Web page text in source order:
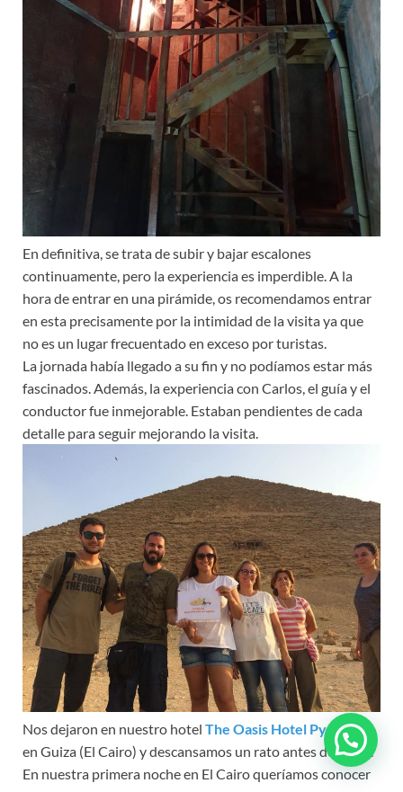
En definitiva, se trata de subir y bajar escalones
continuamente, pero la experiencia es imperdible. A la
hora de entrar en una pirámide, os recomendamos entrar
en esta precisamente por la intimidad de la visita ya que
no es un lugar frecuentado en exceso por turistas.
La jornada había llegado a su fin y no podíamos estar más
fascinados. Además, la experiencia con Carlos, el guía y el
conductor fue inmejorable. Estaban pendientes de cada
detalle para seguir mejorando la visita.
Nos dejaron en nuestro hotel The Oasis Hotel Pyramids
en Guiza (El Cairo) y descansamos un rato antes de cenar.
En nuestra primera noche en El Cairo queríamos conocer